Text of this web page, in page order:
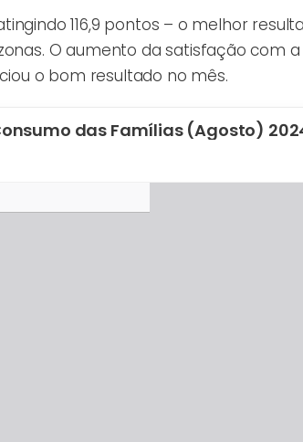
116,9 pontos – o melhor
O aumento da satisfação com
o bom resultado no mês.
das Famílias (Agosto)